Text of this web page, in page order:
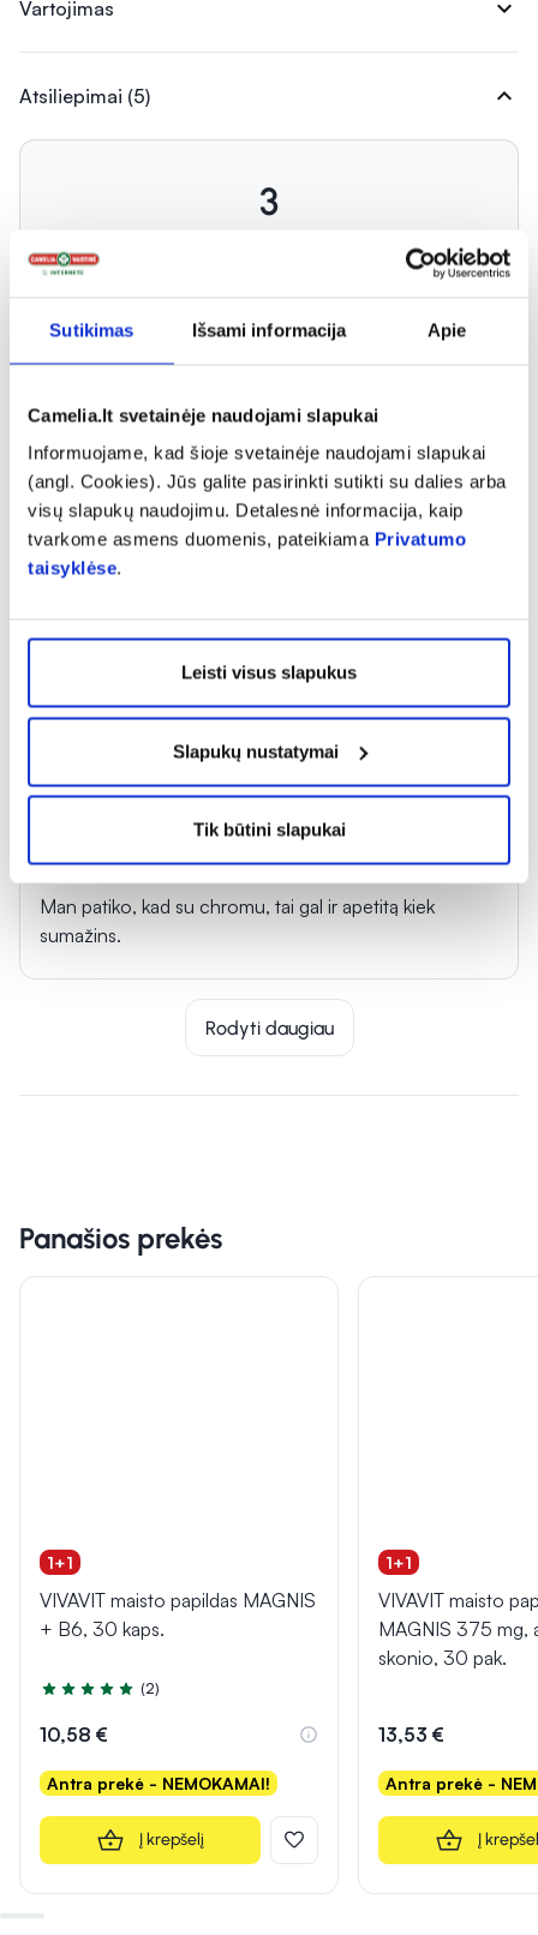
Sutikimas Išsami informacija Apie
Camelia.lt svetainėje naudojami slapukai
Informuojame, kad šioje svetainėje naudojami slapukai
(angl. Cookies). Jūs galite pasirinkti sutikti su dalies arba
visų slapukų naudojimu. Detalesnė informacija, kaip
tvarkome asmens duomenis, pateikiama Privatumo
taisyklėse.
Leisti visus slapukus
Slapukų nustatymai
Tik būtini slapukai
Vartojimas expand_more
Atsiliepimai (5) expand_more
3
Atsiliepimą gali palikti tik prekę įsigiję klientai
Rasuole
Nejaučiu jokio poveikio, kamuoja mėšlungis
pats blogiausias kada nors naudotas magnio papildas
Amanda
Man patiko, kad su chromu, tai gal ir apetitą kiek
sumažins.
Rodyti daugiau
Panašios prekės
1+1
VIVAVIT maisto papildas MAGNIS
+ B6, 30 kaps.
Įvertinimas 5.0 iš 5
(2)
10,58 €
Antra prekė - NEMOKAMAI!
Į krepšelį
1+1
VIVAVIT maisto
MAGNIS 375 mg,
skonio, 30 pak.
13,53 €
Antra prekė -
Į